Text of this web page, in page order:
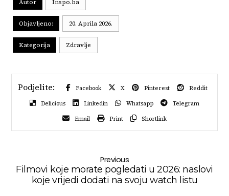
Autor Inspo.ba
Objavljeno: 20. Aprila 2026.
Kategorija Zdravlje
Facebook X Pinterest
Reddit
Delicious
Linkedin Whatsapp
Telegram
Email
Print Shortlink
Previous
Filmovi koje morate pogledati u 2026: naslovi
koje vrijedi dodati na svoju watch listu